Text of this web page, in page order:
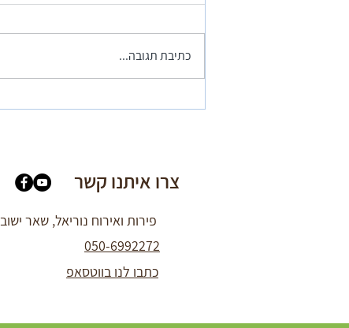
כתיבת תגובה...
צרו איתנו קשר
פירות ואירוח נוריאל, שאר ישוב
050-6992272
כתבו לנו בווטסאפ